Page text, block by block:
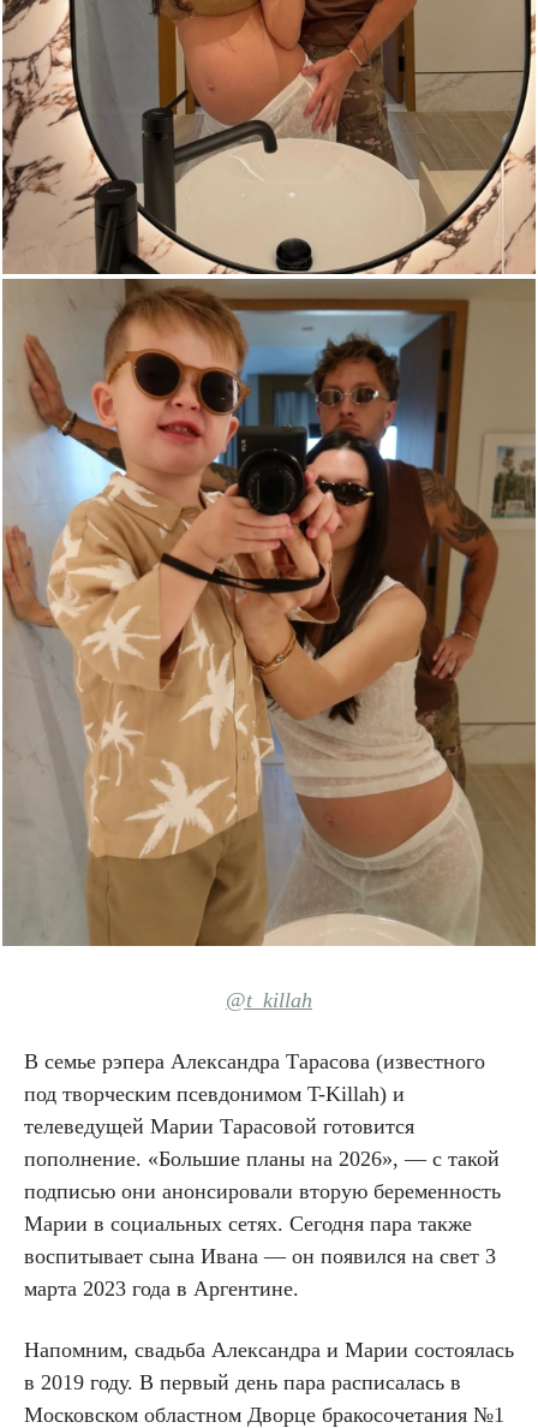
@t_killah
В семье рэпера Александра Тарасова (известного
под творческим псевдонимом T-Killah) и
телеведущей Марии Тарасовой готовится
пополнение. «Большие планы на 2026», — с такой
подписью они анонсировали вторую беременность
Марии в социальных сетях. Сегодня пара также
воспитывает сына Ивана — он появился на свет 3
марта 2023 года в Аргентине.
Напомним, свадьба Александра и Марии состоялась
в 2019 году. В первый день пара расписалась в
Московском областном Дворце бракосочетания №1